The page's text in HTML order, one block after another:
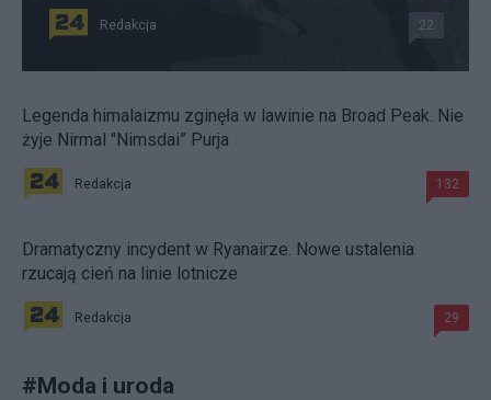
Redakcja 22
Legenda himalaizmu zginęła w lawinie na Broad Peak. Nie
żyje Nirmal "Nimsdai” Purja
Redakcja 132
Dramatyczny incydent w Ryanairze. Nowe ustalenia
rzucają cień na linie lotnicze
Redakcja 29
#Moda i uroda